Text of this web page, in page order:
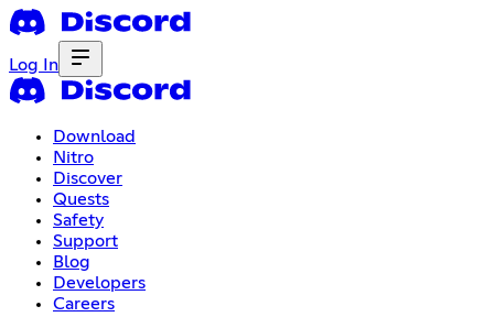
Log In
Download
Nitro
Discover
Quests
Safety
Support
Blog
Developers
Careers